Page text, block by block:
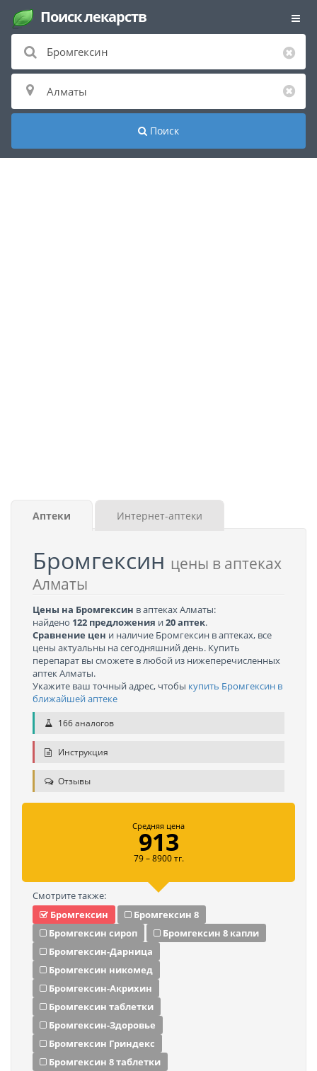
Поиск лекарств
Поиск
Аптеки Интернет-аптеки
Бромгексин цены в аптеках
Алматы
Цены на Бромгексин в аптеках Алматы:
найдено 122 предложения и20 аптек.
Сравнение цен и наличие Бромгексин в аптеках, все
цены актуальны на сегодняшний день. Купить
перепарат вы сможете в любой из нижеперечисленных
аптек Алматы.
Укажите ваш точный адрес, чтобы купить Бромгексин в
ближайшей аптеке
166 аналогов
Инструкция
Отзывы
Средняя цена
913
79 – 8900 тг.
Смотрите также:
Бромгексин
Бромгексин 8
Бромгексин сироп
Бромгексин 8 капли
Бромгексин-Дарница
Бромгексин никомед
Бромгексин-Акрихин
Бромгексин таблетки
Бромгексин-Здоровье
Бромгексин Гриндекс
Бромгексин 8 таблетки